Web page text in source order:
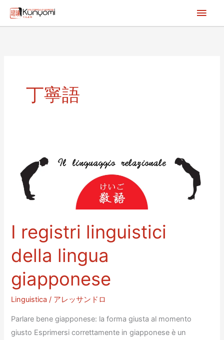
丁寧語
I registri linguistici
della lingua
giapponese
Linguistica / アレッサンドロ
Parlare bene giapponese: la forma giusta al momento
giusto Esprimersi correttamente in giapponese è un